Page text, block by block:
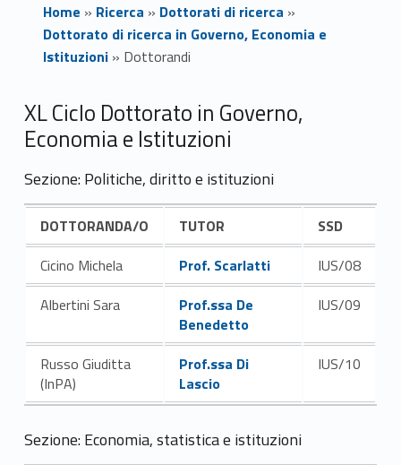
Home » Ricerca » Dottorati di ricerca »
Dottorato di ricerca in Governo, Economia e
Istituzioni» Dottorandi
D
o
t
o
r
a
d
i
D
o
t
o
r
a
d
i
XL Ciclo Dottorato in Governo,
Economia e Istituzioni
Sezione: Politiche, diritto e istituzioni
DOTTORANDA/O TUTOR
SSD
Cicino Michela
Link identifier #identifier__197820-2
Prof. Scarlatti
IUS/08
Albertini Sara
Link identifier #identifier__170576-3
Prof.ssa De
Benedetto
IUS/09
Russo Giuditta
(InPA)
Link identifier #identifier__178999-4
Prof.ssa Di
Lascio
IUS/10
Sezione: Economia, statistica e istituzioni